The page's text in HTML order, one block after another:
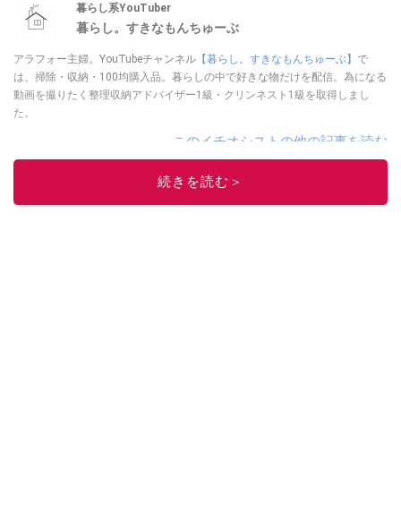
暮らし系YouTuber
暮らし。すきなもんちゅーぶ
アラフォー主婦。YouTubeチャンネル 【暮らし。すきなもんちゅーぶ】 で
は、掃除・収納・100均購入品。暮らしの中で好きな物だけを配信。為になる
動画を撮りたく整理収納アドバイザー1級・クリンネスト1級を取得しまし
た。
このイチオシストの他の記事を読む
続きを読む＞